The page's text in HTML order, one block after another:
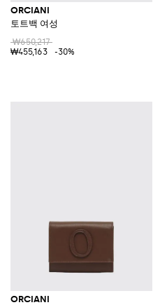
ORCIANI
토트백 여성
₩650,217
₩455,163
-30%
ORCIANI